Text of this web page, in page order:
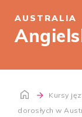
AUSTRALIA
Kursy
dorosłych w